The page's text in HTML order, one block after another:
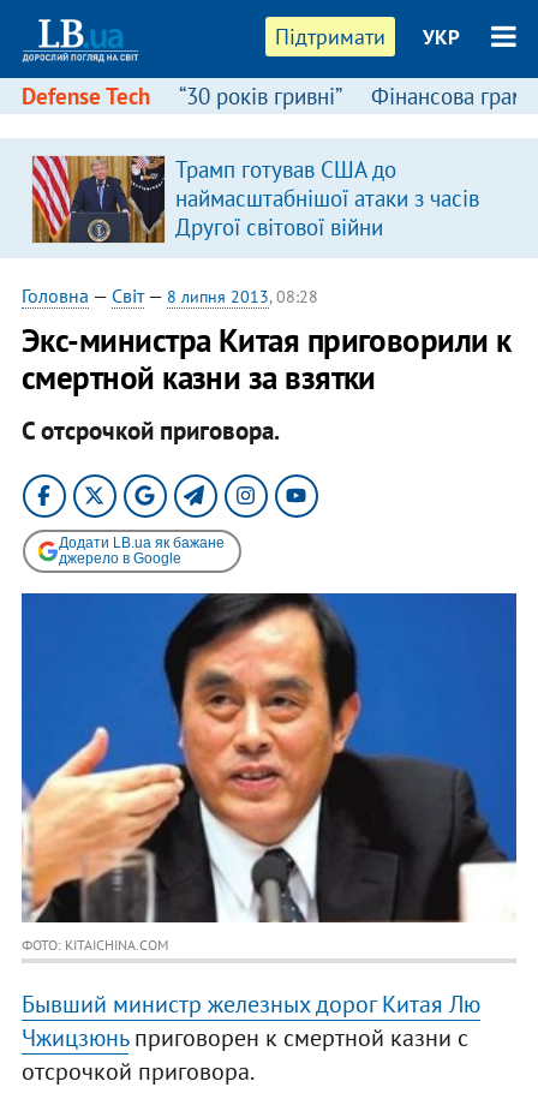
Підтримати УКР
Defense Tech “30 років гривні” Фінансова
Трамп готував США до
наймасштабнішої атаки з часів
Другої світової війни
Головна — Світ— 8 липня 2013, 08:28
Экс-министра Китая приговорили к
смертной казни за взятки
С отсрочкой приговора.
Додати LB.ua як бажане
джерело в Google
ФОТО: KITAICHINA.COM
Бывший министр железных дорог Китая Лю
Чжицзюньприговорен к смертной казни с
отсрочкой приговора.